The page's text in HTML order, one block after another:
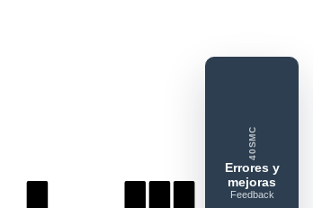
40SMC
Errores y
mejoras
Feedback